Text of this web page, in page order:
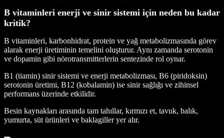
B vitaminleri enerji ve sinir sistemi için neden bu kadar
kritik?
B vitaminleri, karbonhidrat, protein ve yağ metabolizmasında görev
alarak enerji üretiminin temelini oluşturur. Aynı zamanda serotonin
ve dopamin gibi nörotransmitterlerin sentezinde rol oynar.
B1 (tiamin) sinir sistemi ve enerji metabolizması, B6 (piridoksin)
serotonin üretimi, B12 (kobalamin) ise sinir sağlığı ve zihinsel
performans üzerinde etkilidir.
Besin kaynakları arasında tam tahıllar, kırmızı et, tavuk, balık,
yumurta, süt ürünleri ve baklagiller yer alır.